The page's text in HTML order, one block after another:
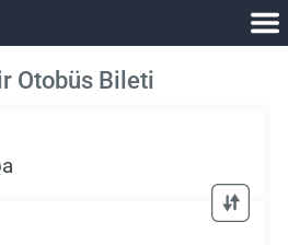
Otobüs Bileti